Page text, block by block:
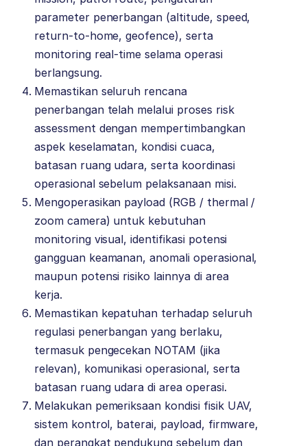
parameter penerbangan (altitude, speed,
return-to-home, geofence), serta
monitoring real-time selama operasi
berlangsung.
Memastikan seluruh rencana
penerbangan telah melalui proses risk
assessment dengan mempertimbangkan
aspek keselamatan, kondisi cuaca,
batasan ruang udara, serta koordinasi
operasional sebelum pelaksanaan misi.
Mengoperasikan payload (RGB / thermal /
zoom camera) untuk kebutuhan
monitoring visual, identifikasi potensi
gangguan keamanan, anomali operasional,
maupun potensi risiko lainnya di area
kerja.
Memastikan kepatuhan terhadap seluruh
regulasi penerbangan yang berlaku,
termasuk pengecekan NOTAM (jika
relevan), komunikasi operasional, serta
batasan ruang udara di area operasi.
Melakukan pemeriksaan kondisi fisik UAV,
sistem kontrol, baterai, payload, firmware,
dan perangkat pendukung sebelum dan